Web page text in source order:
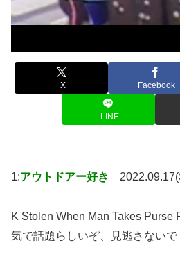
X Facebook
LINE
1:アウトドアー好き
K Stolen When Man Takes Purse
気で話題らしいぞ、見逃さないで